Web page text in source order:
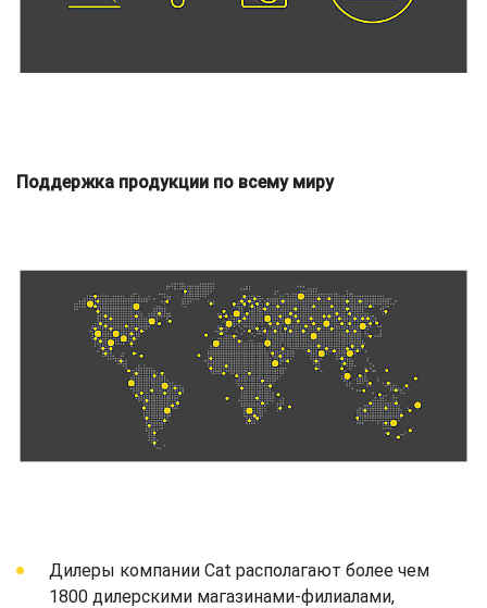
Поддержка продукции по всему миру
Дилеры компании Cat располагают более чем
1800 дилерскими магазинами-филиалами,